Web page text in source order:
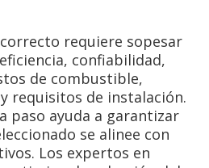
requiere sopesar
confiabilidad,
de combustible,
requisitos de instalación.
paso ayuda a garantizar
se alinee con
Los expertos en